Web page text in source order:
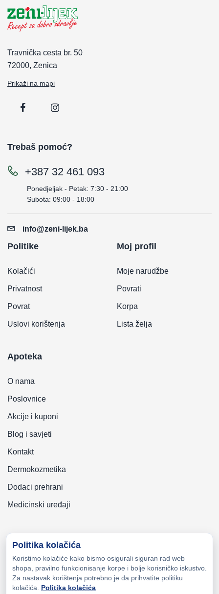
Travnička cesta br. 50
72000, Zenica
Prikaži na mapi
Trebaš pomoć?
+387 32 461 093
Ponedjeljak - Petak: 7:30 - 21:00
Subota: 09:00 - 18:00
info@zeni-lijek.ba
Politike
Kolačići
Privatnost
Povrat
Uslovi korištenja
Moj profil
Moje narudžbe
Povrati
Korpa
Lista želja
Apoteka
O nama
Poslovnice
Akcije i kuponi
Blog i savjeti
Kontakt
Dermokozmetika
Dodaci prehrani
Medicinski uređaji
Copyright © 2026 Zeni-Lijek Apoteka. Sva prava zadržana
Politika kolačića
Koristimo kolačiće kako bismo osigurali siguran rad web
shopa, pravilno funkcionisanje korpe i bolje korisničko iskustvo.
Za nastavak korištenja potrebno je da prihvatite politiku
kolačića. Politika kolačića